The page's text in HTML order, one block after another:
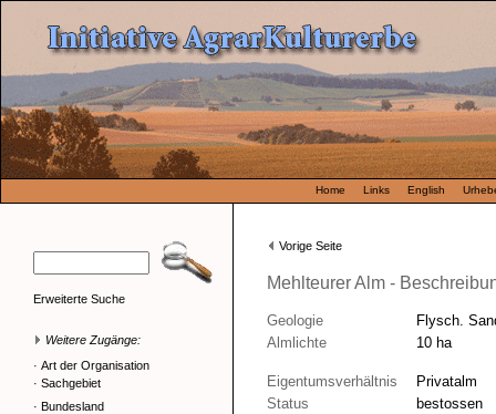
Home Links English
Erweiterte Suche
Weitere Zugänge:
· Art der Organisation
· Sachgebiet
· Bundesland
Vorige Seite
Mehlteurer Alm -
Geologie
Flysch.
Almlichte
10 ha
Eigentumsverhältnis
Privatalm
Status
bestossen